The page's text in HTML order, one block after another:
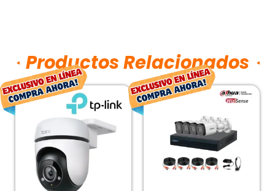
Productos Relacionados
El
precio
original
era:
$1,013.00.
El
precio
$750.00.
El
precio
original
era:
$3,938.00.
El